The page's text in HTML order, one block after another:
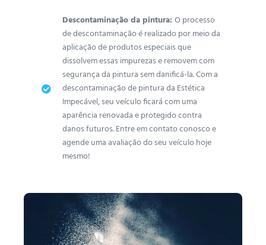
Descontaminação da pintura: O processo
de descontaminação é realizado por meio da
aplicação de produtos especiais que
dissolvem essas impurezas e removem com
segurança da pintura sem danificá-la. Com a
descontaminação de pintura da Estética
Impecável, seu veículo ficará com uma
aparência renovada e protegido contra
danos futuros. Entre em contato conosco e
agende uma avaliação do seu veículo hoje
mesmo!